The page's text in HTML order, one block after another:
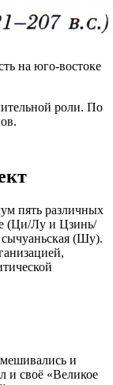
на юго-востоке
роли. По
пять различных
(Ци/Лу и Цзинь/
(Шу).
и
и своё «Великое